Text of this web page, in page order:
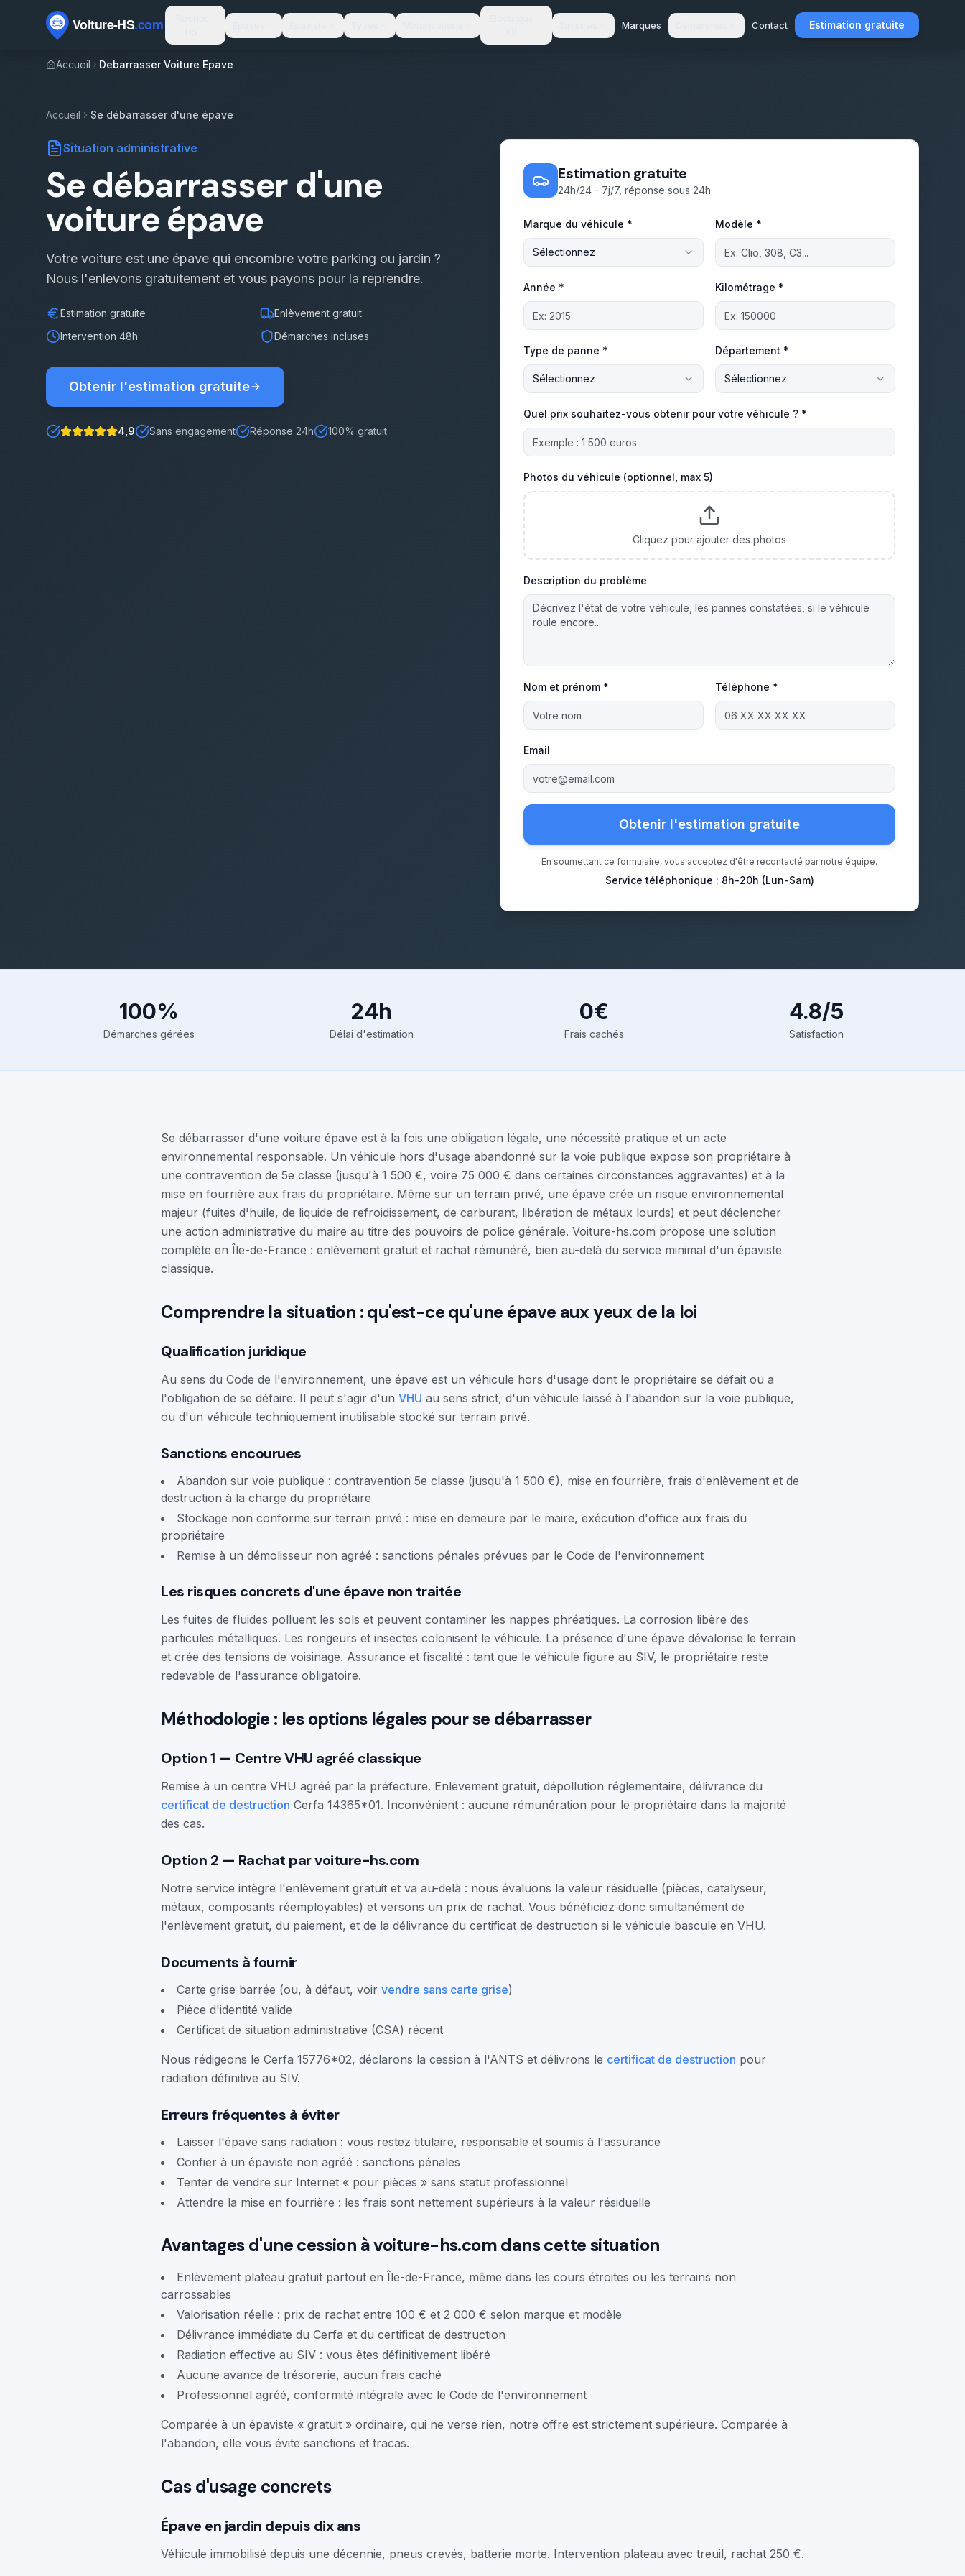
Passer au contenu
Marques Contact Estimation gratuite
Accueil Debarrasser Voiture Epave
Accueil Se débarrasser d'une épave
Situation administrative
Se débarrasser d'une
voiture épave
Votre voiture est une épave qui encombre votre parking ou jardin ?
Nous l'enlevons gratuitement et vous payons pour la reprendre.
Estimation gratuite
Enlèvement gratuit
Intervention 48h
Démarches incluses
Obtenir l'estimation gratuite
Note : 5 étoiles sur 5
4,9 Sans engagement Réponse 24h 100% gratuit
Estimation gratuite
24h/24 - 7j/7, réponse sous 24h
Marque du véhicule *
Sélectionnez
Modèle *
Année * Kilométrage *
Type de panne *
Sélectionnez
Département *
Sélectionnez
Quel prix souhaitez-vous obtenir pour votre véhicule ? *
Photos du véhicule (optionnel, max 5)
Cliquez pour ajouter des photos
Description du problème
Nom et prénom * Téléphone *
Email
Obtenir l'estimation gratuite
En soumettant ce formulaire, vous acceptez d'être recontacté par notre équipe.
Service téléphonique : 8h-20h (Lun-Sam)
100%
Démarches gérées
24h
Délai d'estimation
0€
Frais cachés
4.8/5
Satisfaction
Se débarrasser d'une voiture épave est à la fois une obligation légale, une nécessité pratique et un acte
environnemental responsable. Un véhicule hors d'usage abandonné sur la voie publique expose son propriétaire à
une contravention de 5e classe (jusqu'à 1 500 €, voire 75 000 € dans certaines circonstances aggravantes) et à la
mise en fourrière aux frais du propriétaire. Même sur un terrain privé, une épave crée un risque environnemental
majeur (fuites d'huile, de liquide de refroidissement, de carburant, libération de métaux lourds) et peut déclencher
une action administrative du maire au titre des pouvoirs de police générale. Voiture-hs.com propose une solution
complète en Île-de-France : enlèvement gratuit et rachat rémunéré, bien au-delà du service minimal d'un épaviste
classique.
Comprendre la situation : qu'est-ce qu'une épave aux yeux de la loi
Qualification juridique
Au sens du Code de l'environnement, une épave est un véhicule hors d'usage dont le propriétaire se défait ou a
l'obligation de se défaire. Il peut s'agir d'un VHU au sens strict, d'un véhicule laissé à l'abandon sur la voie publique,
ou d'un véhicule techniquement inutilisable stocké sur terrain privé.
Sanctions encourues
Abandon sur voie publique : contravention 5e classe (jusqu'à 1 500 €), mise en fourrière, frais d'enlèvement et de
destruction à la charge du propriétaire
Stockage non conforme sur terrain privé : mise en demeure par le maire, exécution d'office aux frais du
propriétaire
Remise à un démolisseur non agréé : sanctions pénales prévues par le Code de l'environnement
Les risques concrets d'une épave non traitée
Les fuites de fluides polluent les sols et peuvent contaminer les nappes phréatiques. La corrosion libère des
particules métalliques. Les rongeurs et insectes colonisent le véhicule. La présence d'une épave dévalorise le terrain
et crée des tensions de voisinage. Assurance et fiscalité : tant que le véhicule figure au SIV, le propriétaire reste
redevable de l'assurance obligatoire.
Méthodologie : les options légales pour se débarrasser
Option 1 — Centre VHU agréé classique
Remise à un centre VHU agréé par la préfecture. Enlèvement gratuit, dépollution réglementaire, délivrance du
certificat de destruction Cerfa 14365*01. Inconvénient : aucune rémunération pour le propriétaire dans la majorité
des cas.
Option 2 — Rachat par voiture-hs.com
Notre service intègre l'enlèvement gratuit et va au-delà : nous évaluons la valeur résiduelle (pièces, catalyseur,
métaux, composants réemployables) et versons un prix de rachat. Vous bénéficiez donc simultanément de
l'enlèvement gratuit, du paiement, et de la délivrance du certificat de destruction si le véhicule bascule en VHU.
Documents à fournir
Carte grise barrée (ou, à défaut, voir vendre sans carte grise)
Pièce d'identité valide
Certificat de situation administrative (CSA) récent
Nous rédigeons le Cerfa 15776*02, déclarons la cession à l'ANTS et délivrons le certificat de destruction pour
radiation définitive au SIV.
Erreurs fréquentes à éviter
Laisser l'épave sans radiation : vous restez titulaire, responsable et soumis à l'assurance
Confier à un épaviste non agréé : sanctions pénales
Tenter de vendre sur Internet « pour pièces » sans statut professionnel
Attendre la mise en fourrière : les frais sont nettement supérieurs à la valeur résiduelle
Avantages d'une cession à voiture-hs.com dans cette situation
Enlèvement plateau gratuit partout en Île-de-France, même dans les cours étroites ou les terrains non
carrossables
Valorisation réelle : prix de rachat entre 100 € et 2 000 € selon marque et modèle
Délivrance immédiate du Cerfa et du certificat de destruction
Radiation effective au SIV : vous êtes définitivement libéré
Aucune avance de trésorerie, aucun frais caché
Professionnel agréé, conformité intégrale avec le Code de l'environnement
Comparée à un épaviste « gratuit » ordinaire, qui ne verse rien, notre offre est strictement supérieure. Comparée à
l'abandon, elle vous évite sanctions et tracas.
Cas d'usage concrets
Épave en jardin depuis dix ans
Véhicule immobilisé depuis une décennie, pneus crevés, batterie morte. Intervention plateau avec treuil, rachat 250 €.